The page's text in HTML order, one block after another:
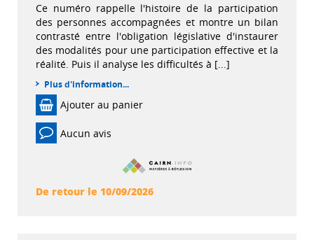
Ce numéro rappelle l'histoire de la participation
des personnes accompagnées et montre un bilan
contrasté entre l'obligation législative d'instaurer
des modalités pour une participation effective et la
réalité. Puis il analyse les difficultés à [...]
Plus d'information...
Ajouter au panier
Aucun avis
De retour le 10/09/2026